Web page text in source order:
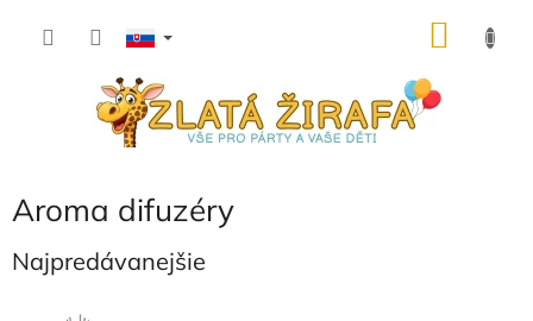
Aroma difuzéry
Najpredávanejšie